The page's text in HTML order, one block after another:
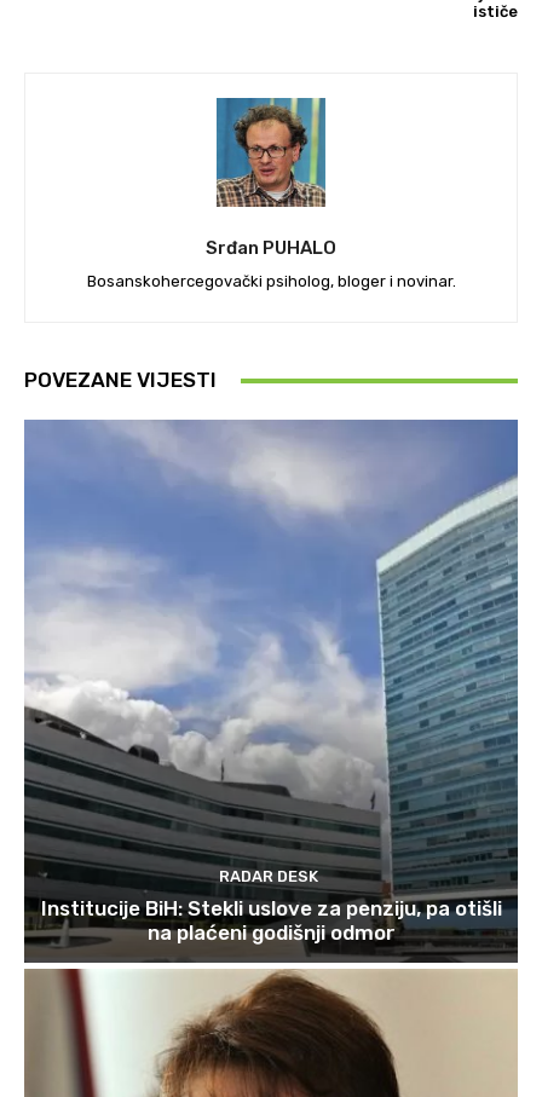
ističe
Srđan PUHALO
Bosanskohercegovački psiholog, bloger i novinar.
POVEZANE VIJESTI
RADAR DESK
Institucije BiH: Stekli uslove za penziju, pa otišli
na plaćeni godišnji odmor